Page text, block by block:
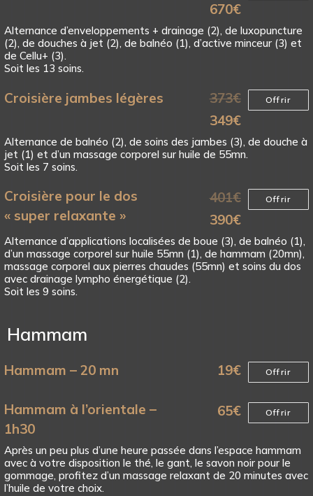
670€
Alternance d’enveloppements + drainage (2), de luxopuncture
(2), de douches à jet (2), de balnéo (1), d’active minceur (3) et
de Cellu+ (3).
Soit les 13 soins.
Croisière jambes légères 373€
349€
Offrir
Alternance de balnéo (2), de soins des jambes (3), de douche à
jet (1) et d’un massage corporel sur huile de 55mn.
Soit les 7 soins.
Croisière pour le dos
« super relaxante »
401€
390€
Offrir
Alternance d’applications localisées de boue (3), de balnéo (1),
d’un massage corporel sur huile 55mn (1), de hammam (20mn),
massage corporel aux pierres chaudes (55mn) et soins du dos
avec drainage lympho énergétique (2).
Soit les 9 soins.
Hammam
Hammam – 20 mn 19€ Offrir
Hammam à l’orientale –
1h30
65€ Offrir
Après un peu plus d’une heure passée dans l’espace hammam
avec à votre disposition le thé, le gant, le savon noir pour le
gommage, profitez d’un massage relaxant de 20 minutes avec
l’huile de votre choix.